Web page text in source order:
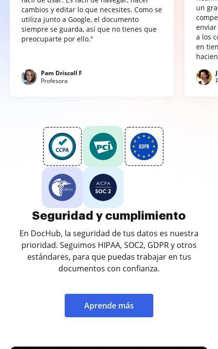
cambios y editar lo que necesites. Como se
utiliza junto a Google, el documento
siempre se guarda, así que no tienes que
preocuparte por ello."
Pam Driscoll F
Profesora
un
a los
en
Seguridad y cumplimiento
En DocHub, la seguridad de tus datos es nuestra
prioridad. Seguimos HIPAA, SOC2, GDPR y otros
estándares, para que puedas trabajar en tus
documentos con confianza.
Aprende más